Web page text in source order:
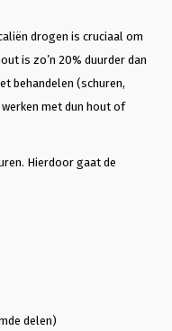
drogen is cruciaal om
is zo’n 20% duurder dan
behandelen (schuren,
met dun hout of
Hierdoor gaat de
delen)